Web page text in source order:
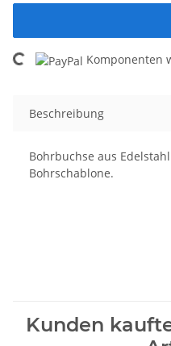
Komponenten
Beschreibung
Bohrbuchse aus
Bohrschablone.
Kunden